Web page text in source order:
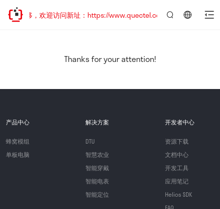
址已迁移，欢迎访问新址：https://www.quectel.com.cn
Thanks for your attention!
产品中心
蜂窝模组
单板电脑
解决方案
DTU
智慧农业
智能穿戴
智能电表
智能定位
开发者中心
资源下载
文档中心
开发工具
应用笔记
Helios SDK